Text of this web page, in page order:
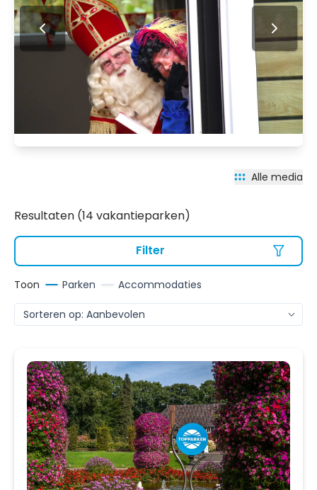
Alle media
Resultaten (14 vakantieparken)
Filter
Toon Parken Accommodaties